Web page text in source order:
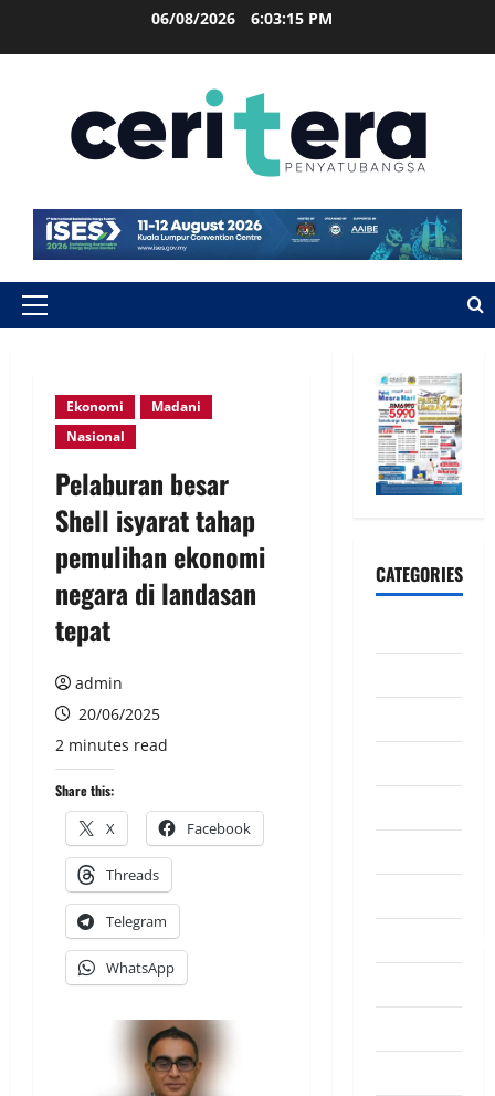
06/08/2026 6:03:16 PM
Ekonomi
Madani
Nasional
Pelaburan besar
Shell isyarat tahap
pemulihan ekonomi
negara di landasan
tepat
admin
20/06/2025
2 minutes read
Share this:
X Facebook
Threads
Telegram
WhatsApp
CATEGORIES